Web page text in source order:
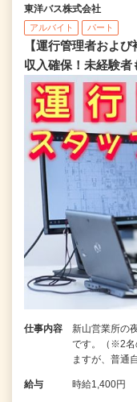
東洋バス株式会社
アルバイト パート
【運行管理者およ
収入確保！未経験者
仕事内容
新山営業所の
です。（※2名
ますが、普通
給与 時給1,400円